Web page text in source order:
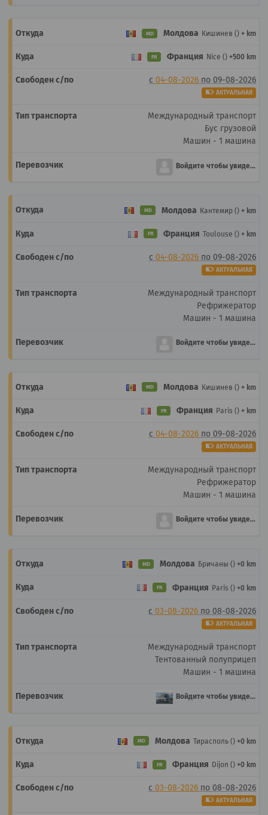
MD Молдова Кишинев () + km
FR Франция Nice () +500 km
с 04-08-2026 по 09-08-2026
АКТУАЛЬНАЯ
Международный транспорт
Бус грузовой
Машин - 1 машина
Войдите чтобы увидеть
MD Молдова Кантемир () + km
FR Франция Toulouse () + km
с 04-08-2026 по 09-08-2026
АКТУАЛЬНАЯ
Международный транспорт
Рефрижератор
Машин - 1 машина
Войдите чтобы увидеть
MD Молдова Кишинев () + km
FR Франция Paris () + km
с 04-08-2026 по 09-08-2026
АКТУАЛЬНАЯ
Международный транспорт
Рефрижератор
Машин - 1 машина
Войдите чтобы увидеть
MD Молдова Бричаны () +0 km
FR Франция Paris () +0 km
с 03-08-2026 по 08-08-2026
АКТУАЛЬНАЯ
Международный транспорт
Тентованный полуприцеп
Машин - 1 машина
Войдите чтобы увидеть
MD Молдова Тирасполь () +0 km
FR Франция Dijon () +0 km
с 03-08-2026 по 08-08-2026
АКТУАЛЬНАЯ